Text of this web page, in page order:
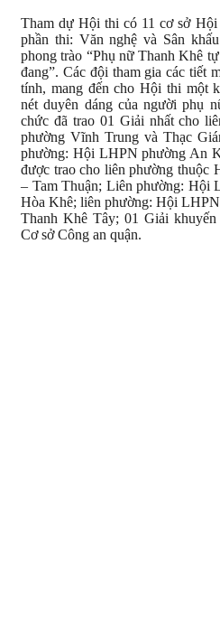
Tham dự Hội thi có 11 cơ sở
phần thi: Văn nghệ và Sân
phong trào “Phụ nữ Thanh Khê
đang”. Các đội tham gia các tiết
tính, mang đến cho Hội thi một
nét duyên dáng của người phụ
chức đã trao 01 Giải nhất cho
phường Vĩnh Trung và Thạc
phường: Hội LHPN phường An
được trao cho liên phường thuộc
– Tam Thuận; Liên phường: Hội
Hòa Khê; liên phường: Hội
Thanh Khê Tây; 01 Giải
Cơ sở Công an quận.
(Hội